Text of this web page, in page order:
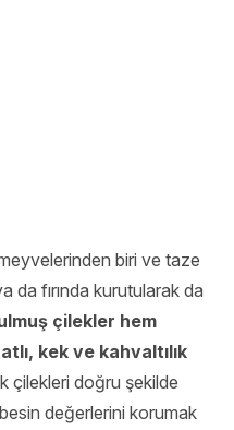
biri ve taze
da fırında kurutularak da
çilekler hem
kek ve kahvaltılık
çilekleri doğru şekilde
değerlerini korumak